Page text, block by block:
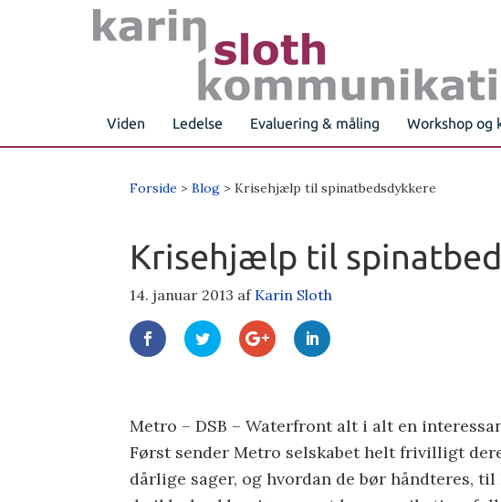
Viden Ledelse Evaluering & måling Workshop og
Forside > Blog > Krisehjælp til spinatbedsdykkere
Krisehjælp til
14. januar 2013 af Karin Sloth
Metro – DSB – Waterfront alt i alt en
Først sender Metro selskabet helt frivilligt
dårlige sager, og hvordan de bør håndteres,